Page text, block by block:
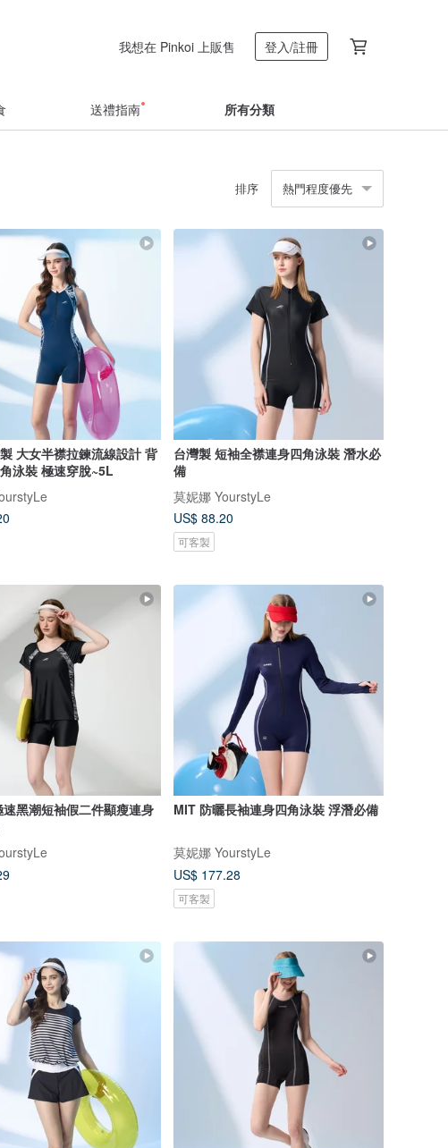
我想在 Pinkoi 上販售 登入/註冊
送禮指南 所有分類
排序 熱門程度優先
大女半襟拉鍊流線設計 背
泳裝 極速穿脫~5L
台灣製 短袖全襟連身四角泳裝 潛水必
備
莫妮娜 YourstyLe
US$ 88.20
可客製
速黑潮短袖假二件顯瘦連身
MIT 防曬長袖連身四角泳裝 浮潛必備
莫妮娜 YourstyLe
US$ 177.28
可客製